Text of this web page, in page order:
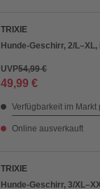
TRIXIE
Hunde-Geschirr, 2/
UVP54,99 €
49,99 €
Verfügbarkeit im Markt
Online ausverkauft
TRIXIE
Hunde-Geschirr, 3/